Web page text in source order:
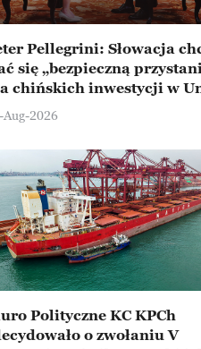
Pellegrini: Słowacja
się „bezpieczną
chińskich inwestycji w
Aug-2026
Polityczne KC KPCh
o zwołaniu V